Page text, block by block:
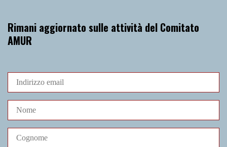
Rimani aggiornato sulle attività del Comitato
AMUR